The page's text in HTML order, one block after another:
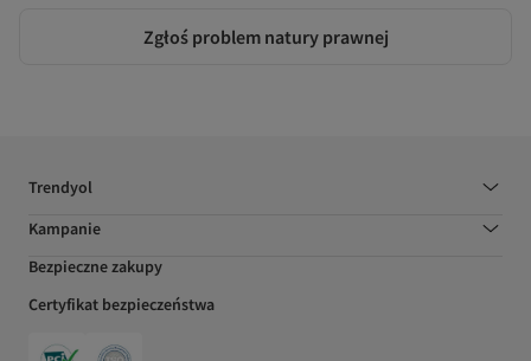
Zgłoś problem natury prawnej
Trendyol
Kampanie
Bezpieczne zakupy
Certyfikat bezpieczeństwa